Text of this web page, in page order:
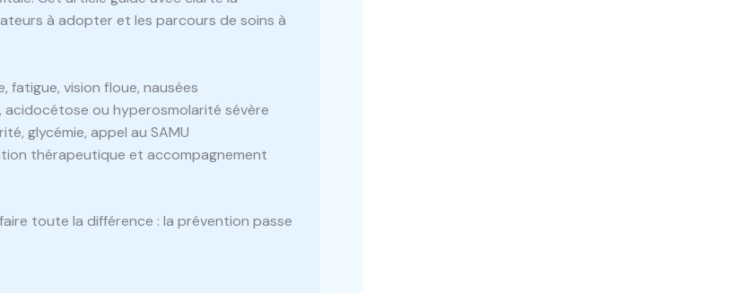
à adopter et les parcours de soins à
fatigue, vision floue, nausées
acidocétose ou hyperosmolarité sévère
glycémie, appel au SAMU
thérapeutique et accompagnement
toute la différence : la prévention passe